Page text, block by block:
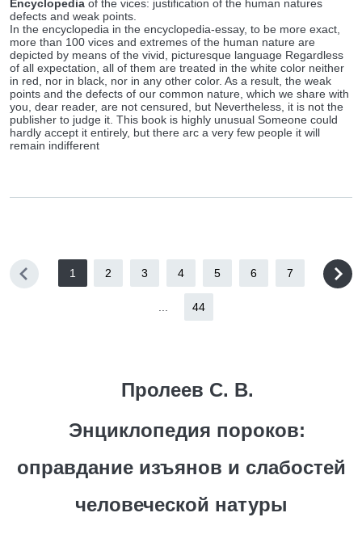
Encyclopedia of the vices: justification of the human natures
defects and weak points.
In the encyclopedia in the encyclopedia-essay, to be more exact,
more than 100 vices and extremes of the human nature are
depicted by means of the vivid, picturesque language Regardless
of all expectation, all of them are treated in the white color neither
in red, nor in black, nor in any other color. As a result, the weak
points and the defects of our common nature, which we share with
you, dear reader, are not censured, but Nevertheless, it is not the
publisher to judge it. This book is highly unusual Someone could
hardly accept it entirely, but there arc a very few people it will
remain indifferent
1 2 3 4 5 6 7
44
Пролеев С. В.
Энциклопедия пороков:
оправдание изъянов и слабостей
человеческой натуры